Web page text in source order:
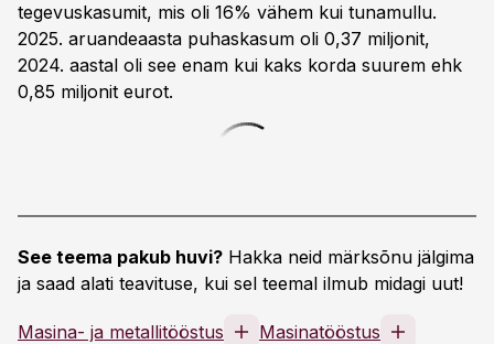
tegevuskasumit, mis oli 16% vähem kui tunamullu.
2025. aruandeaasta puhaskasum oli 0,37 miljonit,
2024. aastal oli see enam kui kaks korda suurem ehk
0,85 miljonit eurot.
See teema pakub huvi? Hakka neid märksõnu jälgima
ja saad alati teavituse, kui sel teemal ilmub midagi uut!
Masina- ja metallitööstus
Masinatööstus